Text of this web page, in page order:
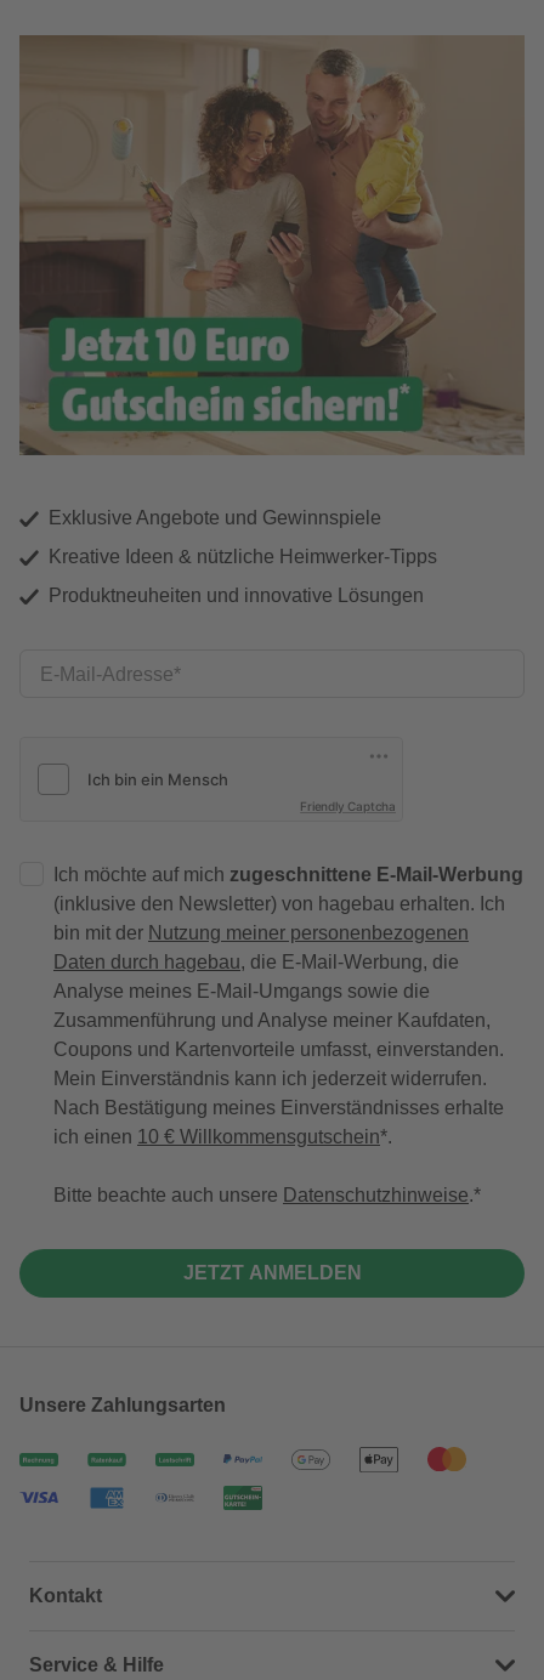
Exklusive Angebote und Gewinnspiele
Kreative Ideen & nützliche Heimwerker-Tipps
Produktneuheiten und innovative Lösungen
E-Mail-Adresse
Friendly Captcha
Ich möchte auf mich zugeschnittene E-Mail-Werbung
(inklusive den Newsletter) von hagebau erhalten. Ich
bin mit der Nutzung meiner personenbezogenen
Daten durch hagebau, die E-Mail-Werbung, die
Analyse meines E-Mail-Umgangs sowie die
Zusammenführung und Analyse meiner Kaufdaten,
Coupons und Kartenvorteile umfasst, einverstanden.
Mein Einverständnis kann ich jederzeit widerrufen.
Nach Bestätigung meines Einverständnisses erhalte
ich einen 10 € Willkommensgutschein*.
Bitte beachte auch unsere Datenschutzhinweise.
JETZT ANMELDEN
Unsere Zahlungsarten
Kontakt
Dein Kontakt zu uns
Service & Hilfe